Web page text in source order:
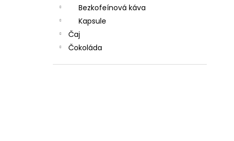
Bezkofeínová káva
Kapsule
Čaj
Čokoláda